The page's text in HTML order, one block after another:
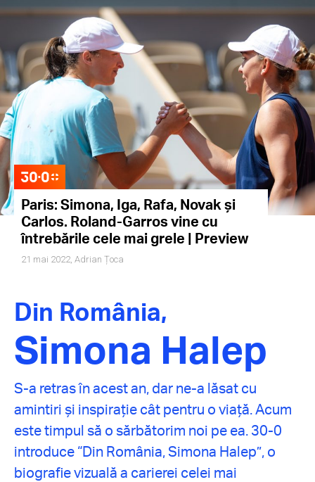
Paris: Simona, Iga, Rafa, Novak și
Carlos. Roland-Garros vine cu
întrebările cele mai grele | Preview
21 mai 2022, Adrian Țoca
Din România,
Simona Halep
S-a retras în acest an, dar ne-a lăsat cu
amintiri și inspirație cât pentru o viață. Acum
este timpul să o sărbătorim noi pe ea. 30-0
introduce “Din România, Simona Halep”, o
biografie vizuală a carierei celei mai